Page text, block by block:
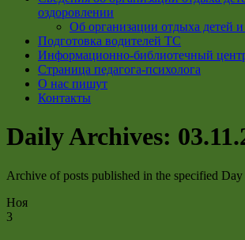
оздоровлении
Об организации отдыха детей
Подготовка водителей ТС
Информационно-библиотечный
Страница педагога-психолога
О нас пишут
Контакты
Daily Archives:
Archive of posts published in the specified Day
Ноя
3